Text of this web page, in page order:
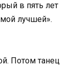
в пять лет
лучшей».
Потом танец